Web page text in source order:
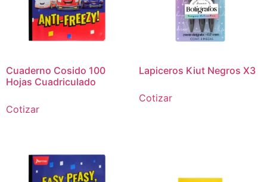
Cuaderno Cosido 100
Hojas Cuadriculado
Cotizar
Lapiceros Kiut Negros X3
Cotizar